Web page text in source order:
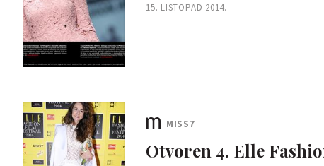
15. LISTOPAD 2014.
MISS7
Otvoren 4. Elle